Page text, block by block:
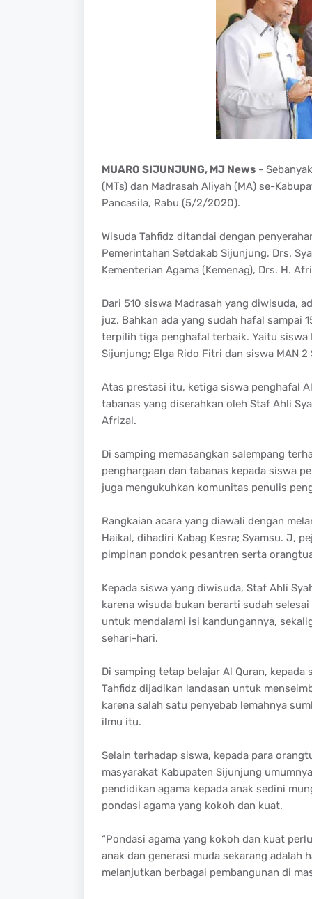
MUARO SIJUNJUNG, MJ News-
(MTs) dan Madrasah Aliyah (MA) se-
Pancasila, Rabu (5/2/2020).
Wisuda Tahfidz ditandai dengan
Pemerintahan Setdakab Sijunjung, Drs.
Kementerian Agama (Kemenag), Drs. H.
Dari 510 siswa Madrasah yang diwisuda,
juz. Bahkan ada yang sudah hafal sampai
terpilih tiga penghafal terbaik. Yaitu siswa
Sijunjung; Elga Rido Fitri dan siswa MAN
Atas prestasi itu, ketiga siswa penghafal
tabanas yang diserahkan oleh Staf Ahli
Afrizal.
Di samping memasangkan salempang
penghargaan dan tabanas kepada siswa
juga mengukuhkan komunitas penulis
Rangkaian acara yang diawali dengan
Haikal, dihadiri Kabag Kesra; Syamsu. J,
pimpinan pondok pesantren serta
Kepada siswa yang diwisuda, Staf Ahli
karena wisuda bukan berarti sudah
untuk mendalami isi kandungannya,
sehari-hari.
Di samping tetap belajar Al Quran,
Tahfidz dijadikan landasan untuk
karena salah satu penyebab lemahnya
ilmu itu.
Selain terhadap siswa, kepada para
masyarakat Kabupaten Sijunjung
pendidikan agama kepada anak sedini
pondasi agama yang kokoh dan kuat.
“Pondasi agama yang kokoh dan kuat
anak dan generasi muda sekarang adalah
melanjutkan berbagai pembangunan di